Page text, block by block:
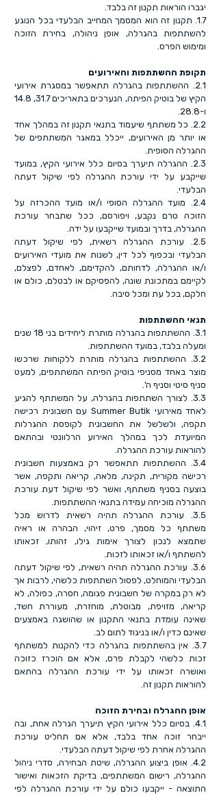
יגברו הוראות תקנון זה בלבד.
1.7. תקנון זה הוא המסמך המחייב הבלעדי בכל הנוגע
להשתתפות בהגרלה, אופן ניהולה, בחירת הזוכה
ומימוש הפרס.
תקופת ההשתתפות והאירועים
2.1. ההשתתפות בהגרלה תתאפשר במסגרת אירועי
הקיץ של בוטיק הפיתה, הנערכים בתאריכים 31.7, 14.8
ו-28.8.
2.2. כל משתתף שיעמוד בתנאי תקנון זה במהלך אחד
או יותר מן האירועים, ייכלל במאגר המשתתפים של
ההגרלה הסופית.
2.3. ההגרלה תיערך בסיום כלל אירועי הקיץ, במועד
שייקבע על ידי עורכת ההגרלה לפי שיקול דעתה
הבלעדי.
2.4. מועד ההגרלה הסופי ו/או מועד ההכרזה על
הזוכה טרם נקבע, ויפורסם, ככל שתבחר עורכת
ההגרלה, בדרך ובמועד שייקבעו על ידה.
2.5. עורכת ההגרלה רשאית, לפי שיקול דעתה
הבלעדי ובכפוף לכל דין, לשנות את מועדי האירועים
ו/או ההגרלה, לדחותם, להקדימם, לאחדם, לפצלם,
לקיימם במתכונת שונה, להפסיקם או לבטלם, כולם או
חלקם, בכל עת ומכל סיבה.
תנאי ההשתתפות
3.1. ההשתתפות בהגרלה מותרת ליחידים בני 18 שנים
ומעלה בלבד, במועד ההשתתפות.
3.2. ההשתתפות בהגרלה מותרת ללקוחות שרכשו
מוצר באחד מסניפי בוטיק הפיתה המשתתפים, למעט
סניף סיטי וסניף ה'.
3.3. לצורך השתתפות בהגרלה, על המשתתף להגיע
לאחד מאירועי Summer Butik עם חשבונית רכישה
תקפה, ולשלשל את החשבונית לקופסת ההגרלות
המיועדת לכך במהלך האירוע הרלוונטי ובהתאם
להוראות עורכת ההגרלה.
3.4. ההשתתפות תתאפשר רק באמצעות חשבונית
רכישה מקורית, תקינה, מלאה, קריאה ותקפה, אשר
בוצעה בסניף משתתף, ואשר לפי שיקול דעת עורכת
ההגרלה מוכיחה עמידה בתנאי ההשתתפות.
3.5. עורכת ההגרלה תהיה רשאית לדרוש מכל
משתתף כל מסמך, פרט, זיהוי, הבהרה או ראיה
שתמצא לנכון לצורך אימות גילו, זהותו, זכאותו
להשתתף ו/או זכאותו לזכות.
3.6. עורכת ההגרלה תהיה רשאית, לפי שיקול דעתה
הבלעדי והמוחלט, לפסול השתתפות כלשהי, לרבות אך
לא רק במקרה של חשבונית פגומה, חסרה, כפולה, לא
קריאה, מזויפת, מבוטלת, מוחזרת, מעוררת חשד,
שאינה עומדת בתנאי התקנון או שהושגה באמצעים
שאינם כדין ו/או בניגוד לתום לב.
3.7. אין בהשתתפות בהגרלה כדי להקנות למשתתף
זכות כלשהי לקבלת פרס, אלא אם הוכרז כזוכה
ואושרה זכאותו על ידי עורכת ההגרלה בהתאם
להוראות תקנון זה.
אופן ההגרלה ובחירת הזוכה
4.1. בסיום כלל אירועי הקיץ תיערך הגרלה אחת, ובה
ייבחר זוכה אחד בלבד, אלא אם תחליט עורכת
ההגרלה אחרת לפי שיקול דעתה הבלעדי.
4.2. אופן ביצוע ההגרלה, שיטת הבחירה, סדרי ניהול
ההגרלה, רישום המשתתפים, בדיקת הזכאות ואישור
התוצאה - ייקבעו כולם על ידי עורכת ההגרלה לפי